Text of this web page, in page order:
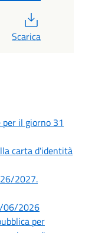
Scarica
per il giorno 31
carta d'identità
2027.
06/2026
per